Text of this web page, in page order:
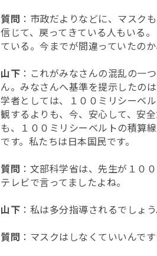
質問 ：市政だよりなどに、マスク
信じて、戻ってきている人もいる
ている。今までが間違っていたの
山下 ：これがみなさんの混乱の一
ん。みなさんへ基準を提示したの
学者としては、１００ミリシーベ
観するよりも、今、安心して、安
も、１００ミリシーベルトの積算
です。私たちは日本国民です。
質問 ：文部科学省は、先生が１０
テレビで言ってましたよね。
山下 ：私は多分指導されるでしょ
質問 ：マスクはしなくていいんで